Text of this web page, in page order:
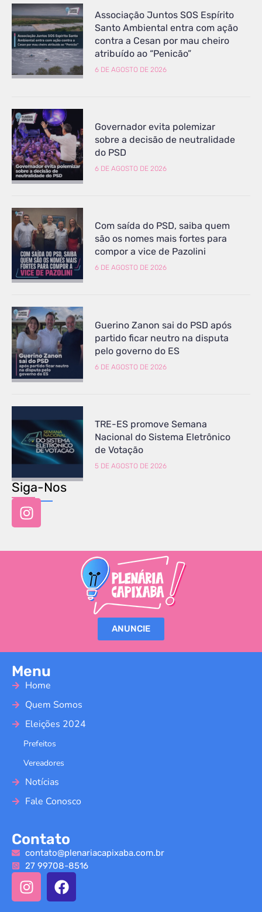
Associação Juntos SOS Espírito
Santo Ambiental entra com ação
contra a Cesan por mau cheiro
atribuído ao “Penicão”
6 DE AGOSTO DE 2026
Governador evita polemizar
sobre a decisão de neutralidade
do PSD
6 DE AGOSTO DE 2026
Com saída do PSD, saiba quem
são os nomes mais fortes para
compor a vice de Pazolini
6 DE AGOSTO DE 2026
Guerino Zanon sai do PSD após
partido ficar neutro na disputa
pelo governo do ES
6 DE AGOSTO DE 2026
TRE-ES promove Semana
Nacional do Sistema Eletrônico
de Votação
5 DE AGOSTO DE 2026
Siga-Nos
ANUNCIE
Menu
Home
Quem Somos
Eleições 2024
Prefeitos
Vereadores
Notícias
Fale Conosco
Contato
contato@plenariacapixaba.com.br
27 99708-8516